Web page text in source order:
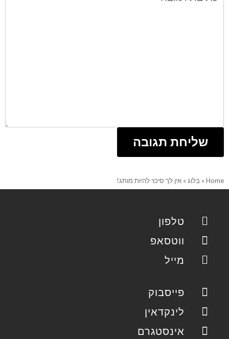
Home
»בלוג»אין לך סיכוי להיות מותג!
טלפון
ווטסאפ
מייל
פייסבוק
לינקדאין
אינסטגרם